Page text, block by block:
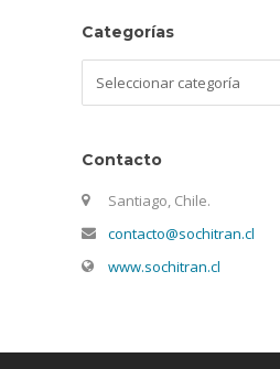
Categorías
Contacto
Santiago, Chile.
contacto@sochitran.cl
www.sochitran.cl